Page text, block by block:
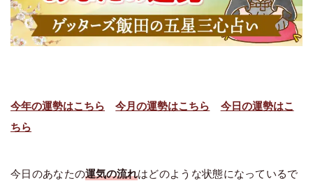
今年の運勢はこちら 今月の運勢はこちら
今日の運勢はこ
ちら
今日のあなたの運気の流れはどのような状態になっているで